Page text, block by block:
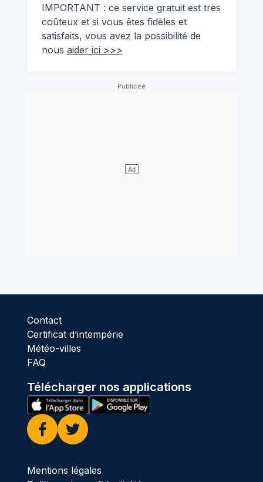
IMPORTANT : ce service gratuit est très
coûteux et si vous êtes fidèles et
satisfaits, vous avez la possibilité de
nous aider ici >>>
Contact
Certificat d’intempérie
Météo-villes
FAQ
Télécharger nos applications
Facebook
Twitter
Mentions légales